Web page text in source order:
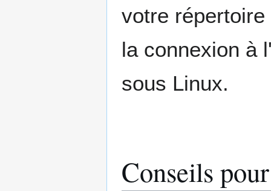
votre
la connexion à
sous Linux.
Conseils